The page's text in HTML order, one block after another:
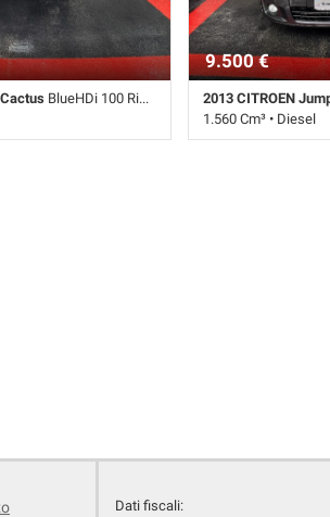
BlueHDi 100 Rip Curl diesel
9.500 €
2013 CITROEN
1.560 Cm³ • Diesel
Dati fiscali: